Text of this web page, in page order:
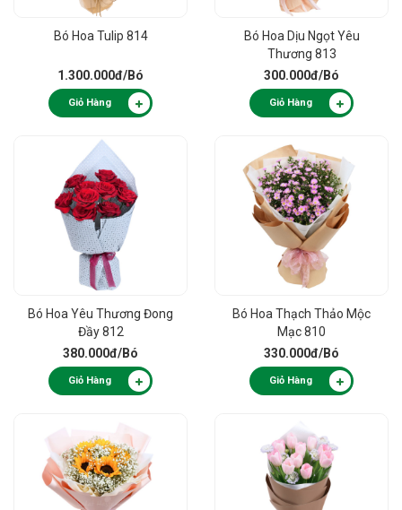
Bó Hoa Tulip 814
1.300.000đ/Bó
Giỏ Hàng
Bó Hoa Dịu Ngọt Yêu
Thương 813
300.000đ/Bó
Giỏ Hàng
Bó Hoa Yêu Thương Đong
Đầy 812
380.000đ/Bó
Giỏ Hàng
Bó Hoa Thạch Thảo Mộc
Mạc 810
330.000đ/Bó
Giỏ Hàng